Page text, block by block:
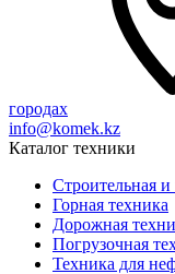
городах
info@komek.kz
Каталог техники
Строительная
Горная техника
Дорожная
Погрузочная
Техника для